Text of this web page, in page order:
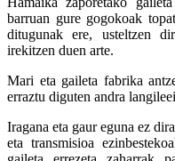
barruan gure gogokoak
ditugunak ere, usteltzen
irekitzen duen arte.
Mari eta gaileta fabrika
erraztu diguten andra
Iragana eta gaur eguna ez
eta transmisioa